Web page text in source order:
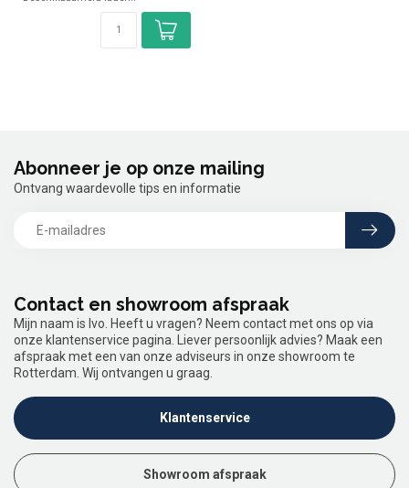
Contact en showroom afspraak
Mijn naam is Ivo. Heeft u vragen? Neem contact met ons op via
onze klantenservice pagina. Liever persoonlijk advies? Maak een
afspraak met een van onze adviseurs in onze showroom te
Rotterdam. Wij ontvangen u graag.
Klantenservice
Showroom afspraak
Abonneer je op onze mailing
Ontvang waardevolle tips en informatie